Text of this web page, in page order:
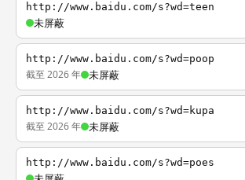
http://www.baidu.com/s?wd=teen
未屏蔽
http://www.baidu.com/s?wd=poop
截至 2026 年 未屏蔽
http://www.baidu.com/s?wd=kupa
截至 2026 年 未屏蔽
http://www.baidu.com/s?wd=poes